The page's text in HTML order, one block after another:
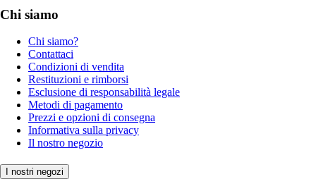
Chi siamo
Chi siamo?
Contattaci
Condizioni di vendita
Restituzioni e rimborsi
Esclusione di responsabilità legale
Metodi di pagamento
Prezzi e opzioni di consegna
Informativa sulla privacy
Il nostro negozio
I nostri negozi